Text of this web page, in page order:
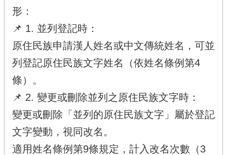
形：
📌 1. 並列登記時：
原住民族申請漢人姓名或中文傳統姓名，可並
列登記原住民族文字姓名（依姓名條例第4
條）。
📌 2. 變更或刪除並列之原住民族文字時：
變更或刪除「並列的原住民族文字」屬於登記
文字變動，視同改名。
適用姓名條例第9條規定，計入改名次數（3